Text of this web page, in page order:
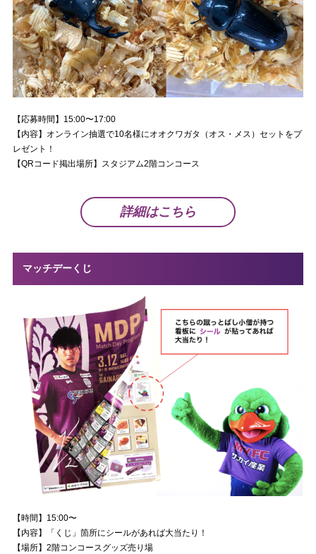
【応募時間】15:00〜17:00
【内容】オンライン抽選で10名様にオオクワガタ（オス・メス）セットをプ
レゼント！
【QRコード掲出場所】スタジアム2階コンコース
詳細はこちら
マッチデーくじ
【時間】15:00〜
【内容】「くじ」箇所にシールがあれば大当たり！
【場所】2階コンコースグッズ売り場